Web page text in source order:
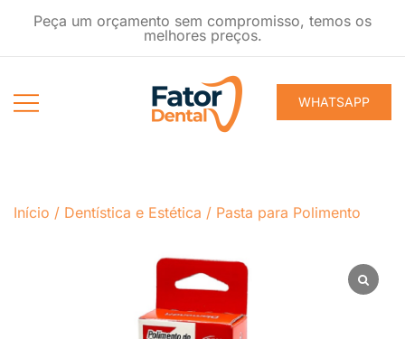
Peça um orçamento sem compromisso, temos os
melhores preços.
WHATSAPP
Início / Dentística e Estética / Pasta para Polimento